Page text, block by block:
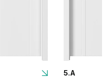
5.A